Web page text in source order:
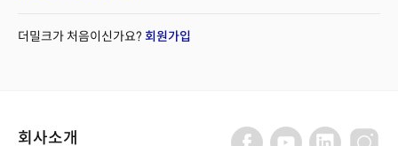
더밀크가 처음이신가요? 회원가입
회사소개